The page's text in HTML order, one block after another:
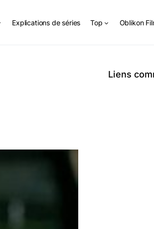
Explications de séries Top Oblikon
Liens